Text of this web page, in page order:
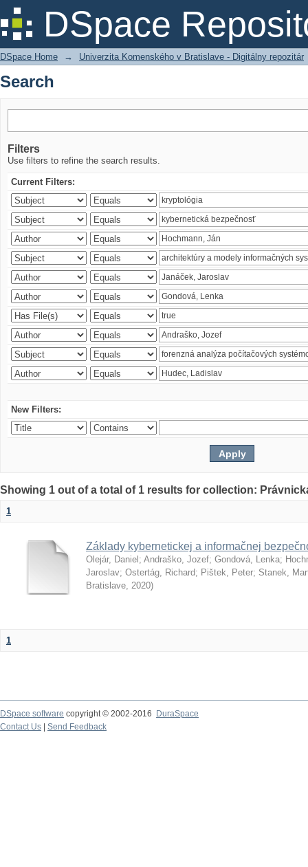
DSpace
Search
DSpace Home → Univerzita Komenského v Bratislave - Digitálny repozitár
Search
Filters
Use filters to refine the search results.
Current Filters:
New Filters:
Showing 1 out of a total of 1 results for collection:
1
Základy kybernetickej a informačnej
Olejár, Daniel ; Andraško, Jozef; Gondová, Lenka;
Jaroslav; Ostertág, Richard; Pištek, Peter; Stanek,
Bratislave, 2020)
1
DSpace software copyright © 2002-2016
DuraSpace
Contact Us
Send Feedback